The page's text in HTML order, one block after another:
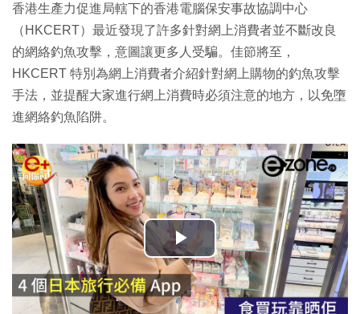
香港生產力促進局轄下的香港電腦保安事故協調中心
（HKCERT）最近發現了許多針對網上消費者並不斷改良
的網絡釣魚攻擊，意圖讓更多人受騙。佳節將至，
HKCERT 特別為網上消費者介紹針對網上購物的釣魚攻擊
手法，並提醒大家進行網上消費時必須注意的地方，以免墮
進網絡釣魚陷阱。
播
放